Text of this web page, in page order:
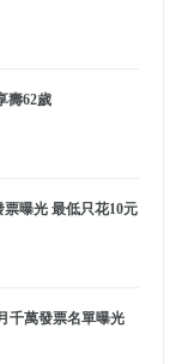
壽62歲
曝光 最低只花10元
千萬發票名單曝光